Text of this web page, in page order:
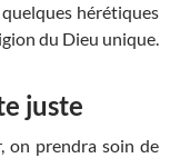
hérétiques
du Dieu unique.
juste
on prendra soin de